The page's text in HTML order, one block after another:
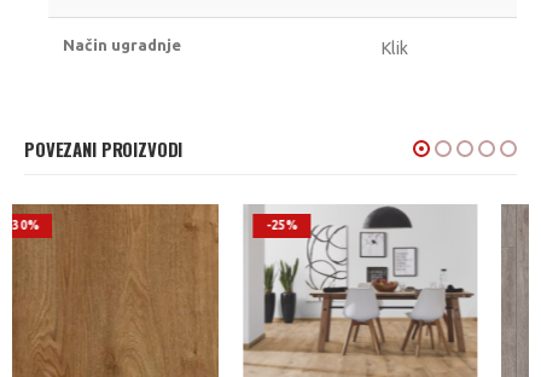
Način ugradnje Klik
POVEZANI PROIZVODI
-25%